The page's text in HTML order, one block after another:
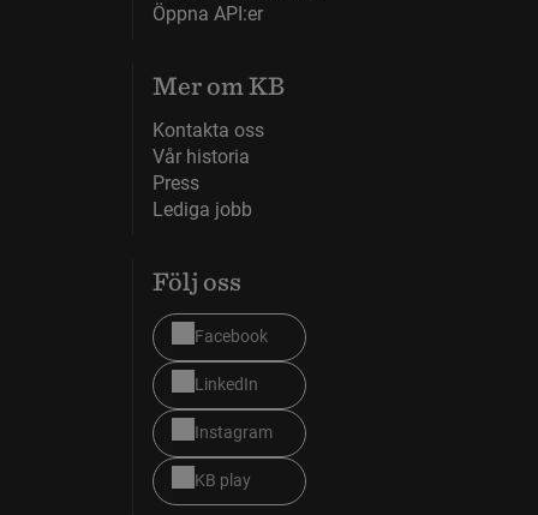
Öppna API:er
Mer om KB
Kontakta oss
Vår historia
Press
Lediga jobb
Följ oss
Facebook
LinkedIn
Instagram
KB play